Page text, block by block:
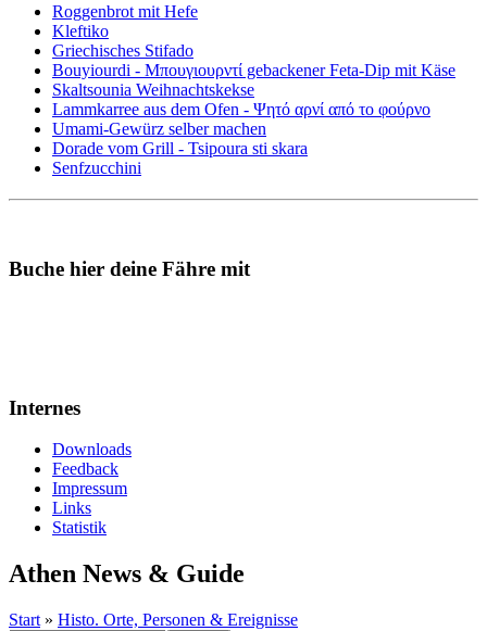
Roggenbrot mit Hefe
Kleftiko
Griechisches Stifado
Bouyiourdi - Μπουγιουρντί gebackener Feta-Dip mit Käse
Skaltsounia Weihnachtskekse
Lammkarree aus dem Ofen - Ψητό αρνί από το φούρνο
Umami-Gewürz selber machen
Dorade vom Grill - Tsipoura sti skara
Senfzucchini
Buche hier deine Fähre mit
Internes
Downloads
Feedback
Impressum
Links
Statistik
Athen News & Guide
Start » Histo. Orte, Personen & Ereignisse